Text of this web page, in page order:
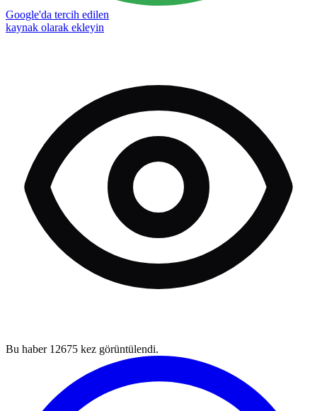
Google'da tercih edilen
kaynak olarak ekleyin
Bu haber 12675 kez görüntülendi.